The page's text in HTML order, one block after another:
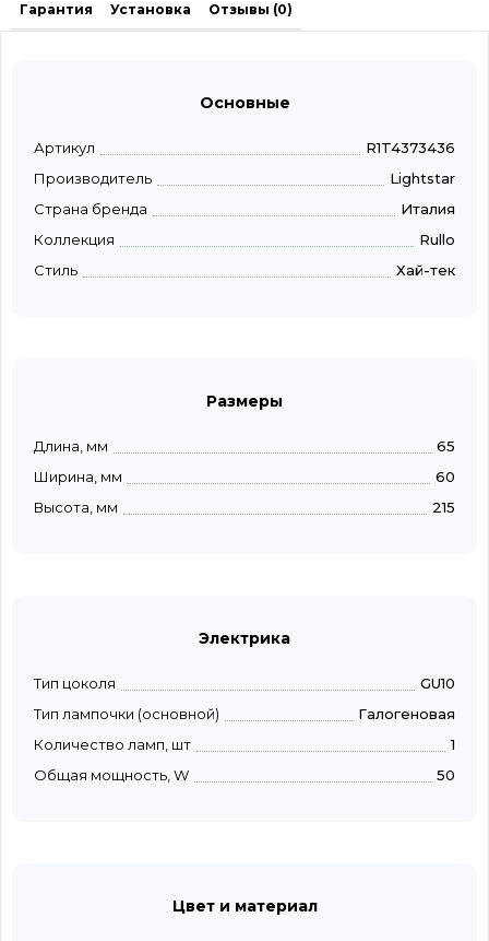
Гарантия Установка Отзывы (0)
Основные
Артикул
R1T4373436
Производитель
Lightstar
Страна бренда
Италия
Коллекция
Rullo
Стиль
Хай-тек
Размеры
Длина, мм
65
Ширина, мм
60
Высота, мм
215
Электрика
Тип цоколя
GU10
Тип лампочки (основной)
Галогеновая
Количество ламп, шт
1
Общая мощность, W
50
Цвет и материал